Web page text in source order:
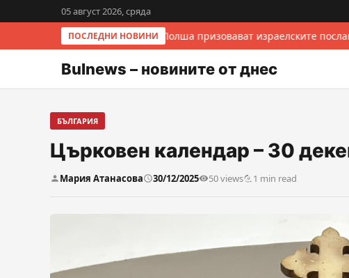
05 август 2026, сряда
ПОСЛЕДНИ НОВИНИ
Италия и Полша призовават израелските
Bulnews – новините от днес
БЪЛГАРИЯ
Църковен календар – 30
Мария Атанасова 30/12/2025 50 views 1 min read